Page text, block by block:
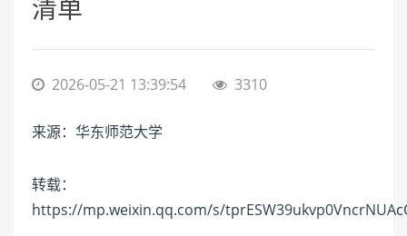
清单
2026-05-21 13:39:54 3310
来源：华东师范大学
转载：
https://mp.weixin.qq.com/s/